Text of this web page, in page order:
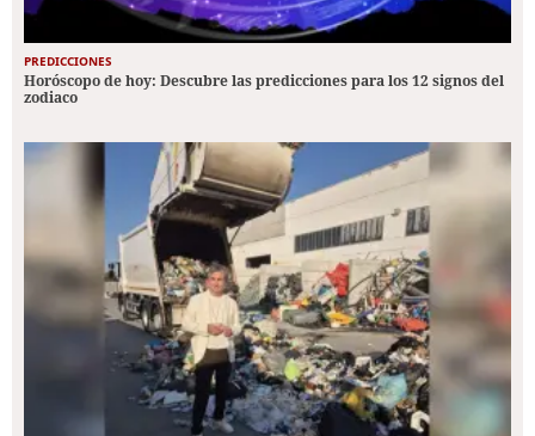
PREDICCIONES
Horóscopo de hoy: Descubre las predicciones para los 12 signos del
zodiaco